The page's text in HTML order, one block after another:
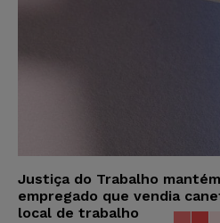
Justiça do Trabalho
empregado que vendia
local de trabalho